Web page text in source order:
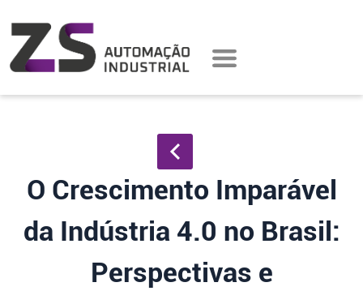
O Crescimento Imparável
da Indústria 4.0 no Brasil:
Perspectivas e